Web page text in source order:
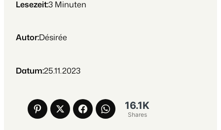
Lesezeit:3 Minuten
Autor:Désirée
Datum:25.11.2023
16.1K
Shares